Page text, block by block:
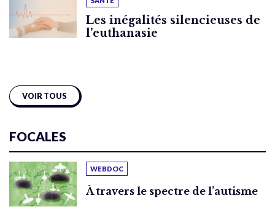
Les inégalités silencieuses de
l’euthanasie
VOIR TOUS
FOCALES
WEBDOC
À travers le spectre de l’autisme